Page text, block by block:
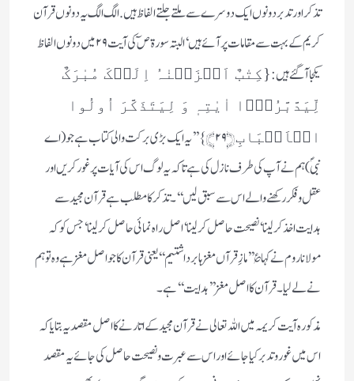
تذکر اور تدبر دونوں ایک دوسرے سے ملتے جلتے الفاظ ہیں. الگ الگ یہ دونوں قرآن
کریم کے بہت سے مقامات پر آئے ہیں‘ البتہ سورۃ صٓ کی آیت ۲۹ میں دونوں الفاظ
یکجا آ گئے ہیں:{کِتٰبٌ اَنۡزَلۡنٰہُ اِلَیۡکَ مُبٰرَکٌ
لِّیَدَّبَّرُوۡۤا اٰیٰتِہٖ وَ لِیَتَذَکَّرَ اُولُوا
الۡاَلۡبَابِ
﴿۲۹﴾} ’’یہ ایک بڑی برکت والی کتاب ہے جو (اے
نبیؐ) ہم نے آپ کی طرف نازل کی ہے تاکہ یہ لوگ اس کی آیات پر غور کریں اور
عقل و فکر رکھنے والے اس سے سبق لیں‘‘۔ تذکر کا مطلب ہے قرآن مجید سے
ہدایت اخذ کر لینا‘ نصیحت حاصل کر لینا‘ اصل راہ نمائی حاصل کرلینا‘ جس کو کہ
مولانا روم نے کہا ؏ ’’مازِ قرآں مغز ہا برداشتیم‘‘ یعنی قرآن کا جو اصل مغز ہے وہ تو ہم
نے لے لیا۔ قرآن کا اصل مغز ’’ہدایت‘‘ ہے۔
مذکورہ آیت کریمہ میں اللہ تعالی نے قرآن مجید کے اتارنے کا اصل مقصد یہ بتایا کہ
اس میں غور و تدبر کیا جائے اور اس سے عبرت و نصیحت حاصل کی جائے یہ مقصد